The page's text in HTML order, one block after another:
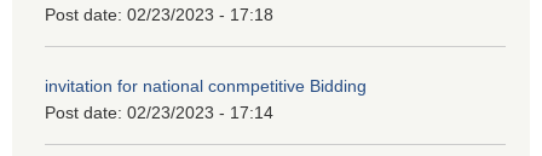
Post date: 02/23/2023 - 17:18
invitation for national conmpetitive Bidding
Post date: 02/23/2023 - 17:14